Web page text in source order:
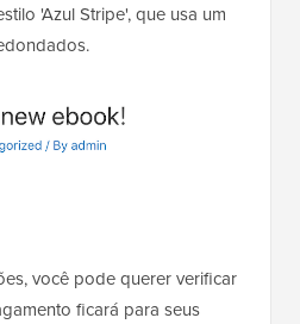
'Azul Stripe', que usa um
você pode querer verificar
ficará para seus